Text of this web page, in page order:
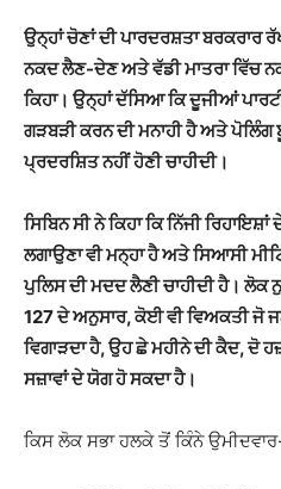
ਉਨ੍ਹਾਂ ਚੋਣਾਂ ਦੀ ਪਾਰਦਰਸ਼ਤਾ
ਨਕਦ ਲੈਣ-ਦੇਣ ਅਤੇ ਵੱਡੀ ਮਾਤਰਾ ਵਿੱਚ
ਕਿਹਾ। ਉਨ੍ਹਾਂ ਦੱਸਿਆ ਕਿ ਦੂਜੀਆਂ
ਗੜਬੜੀ ਕਰਨ ਦੀ ਮਨਾਹੀ ਹੈ ਅਤੇ ਪੋਲਿੰਗ
ਪ੍ਰਦਰਸ਼ਿਤ ਨਹੀਂ ਹੋਣੀ ਚਾਹੀਦੀ।
ਸਿਬਿਨ ਸੀ ਨੇ ਕਿਹਾ ਕਿ ਨਿੱਜੀ
ਲਗਾਉਣਾ ਵੀ ਮਨ੍ਹਾ ਹੈ ਅਤੇ ਸਿਆਸੀ
ਪੁਲਿਸ ਦੀ ਮਦਦ ਲੈਣੀ ਚਾਹੀਦੀ ਹੈ। ਲੋਕ
127 ਦੇ ਅਨੁਸਾਰ, ਕੋਈ ਵੀ ਵਿਅਕਤੀ ਜੋ
ਵਿਗਾੜਦਾ ਹੈ, ਉਹ ਛੇ ਮਹੀਨੇ ਦੀ ਕੈਦ, ਦੋ
ਸਜ਼ਾਵਾਂ ਦੇ ਯੋਗ ਹੋ ਸਕਦਾ ਹੈ।
ਕਿਸ ਲੋਕ ਸਭਾ ਹਲਕੇ ਤੋਂ ਕਿੰਨੇ